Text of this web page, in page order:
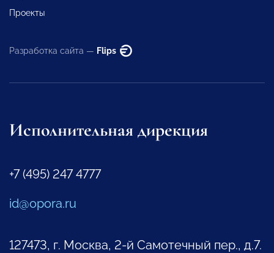
Проекты
Разработка сайта — Flips
Исполнительная дирекция
+7 (495) 247 4777
id@opora.ru
127473, г. Москва, 2-й Самотечный пер., д.7.